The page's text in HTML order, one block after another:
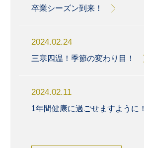
卒業シーズン到来！
2024.02.24
三寒四温！季節の変わり目！
2024.02.11
1年間健康に過ごせますように！